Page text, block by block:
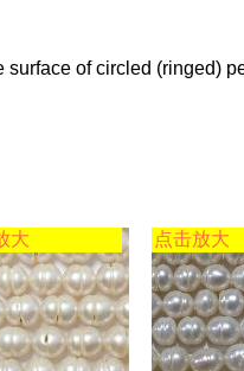
surface of circled (ringed)
大 点击放大